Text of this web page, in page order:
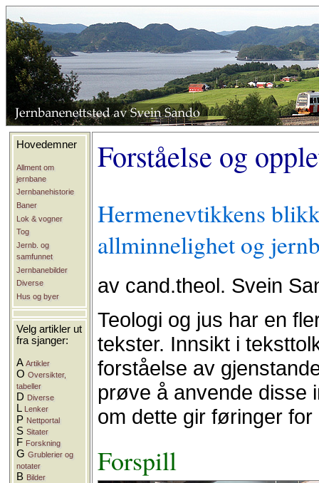
Hovedemner
Allment om
jernbane
Jernbanehistorie
Baner
Lok & vogner
Tog
Jernb. og
samfunnet
Jernbanebilder
Diverse
Hus og byer
Velg artikler ut
fra sjanger:
AArtikler
OOversikter,
tabeller
D Diverse
L Lenker
P Nettportal
SSitater
F Forskning
GGrublerier og
notater
B Bilder
Forståelse og
Hermenevtikkens
allminnelighet og
av cand.theol. Svein
Teologi og jus har en
tekster. Innsikt i
forståelse av
prøve å anvende disse
om dette gir føringer
Forspill